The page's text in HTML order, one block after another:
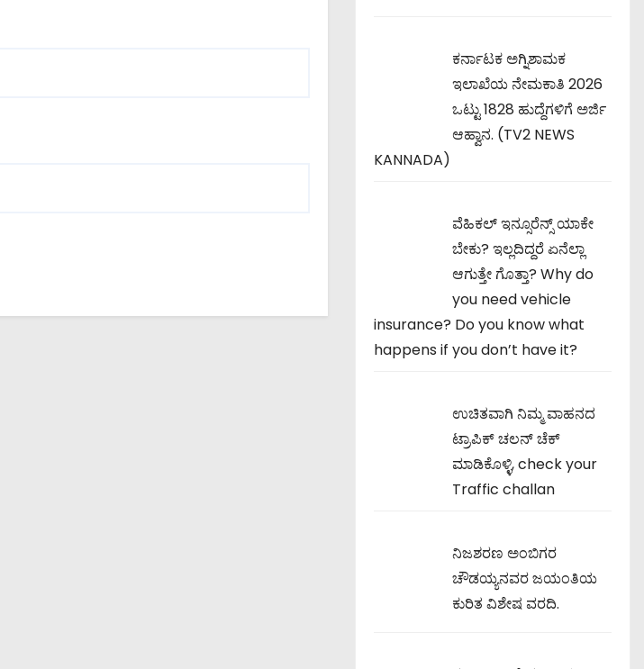
ಕರ್ನಾಟಕ ಅಗ್ನಿಶಾಮಕ
ಇಲಾಖೆಯ ನೇಮಕಾತಿ 2026
ಒಟ್ಟು 1828 ಹುದ್ದೆಗಳಿಗೆ ಅರ್ಜಿ
ಆಹ್ವಾನ. (TV2 NEWS
KANNADA)
ವೆಹಿಕಲ್ ಇನ್ಸೂರೆನ್ಸ್ ಯಾಕೇ
ಬೇಕು? ಇಲ್ಲದಿದ್ದರೆ ಏನೆಲ್ಲಾ
ಆಗುತ್ತೇ ಗೊತ್ತಾ? Why do
you need vehicle
insurance? Do you know what
happens if you don’t have it?
ಉಚಿತವಾಗಿ ನಿಮ್ಮ ವಾಹನದ
ಟ್ರಾಪಿಕ್ ಚಲನ್ ಚೆಕ್
ಮಾಡಿಕೊಳ್ಳಿ, check your
Traffic challan
ನಿಜಶರಣ ಅಂಬಿಗರ
ಚೌಡಯ್ಯನವರ ಜಯಂತಿಯ
ಕುರಿತ ವಿಶೇಷ ವರದಿ.